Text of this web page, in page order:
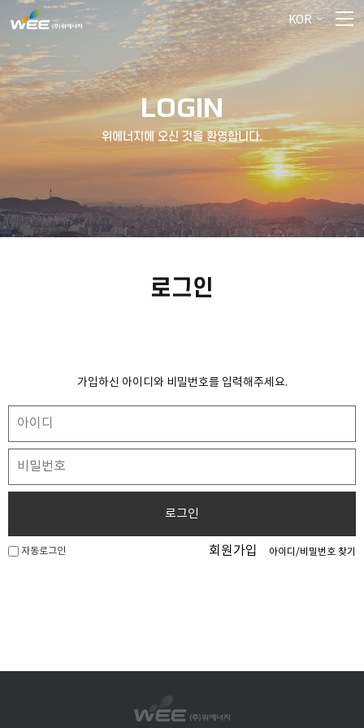
KOR
LOGIN
위에너지에 오신 것을 환영합니다.
로그인
가입하신 아이디와 비밀번호를 입력해주세요.
로그인
자동로그인 회원가입 아이디/비밀번호 찾기